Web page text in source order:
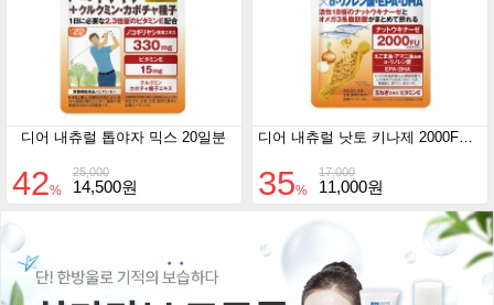
디어 내츄럴 톱야자 믹스 20일분
25,000
42% 14,500원
17,000
35% 11,000원